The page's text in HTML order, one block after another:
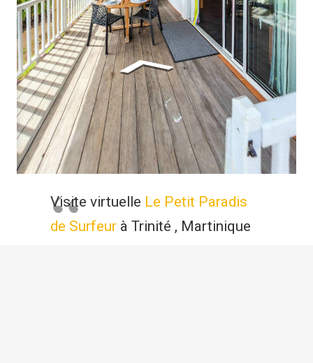
Visite virtuelle Le Petit Paradis
de Surfeur à Trinité , Martinique